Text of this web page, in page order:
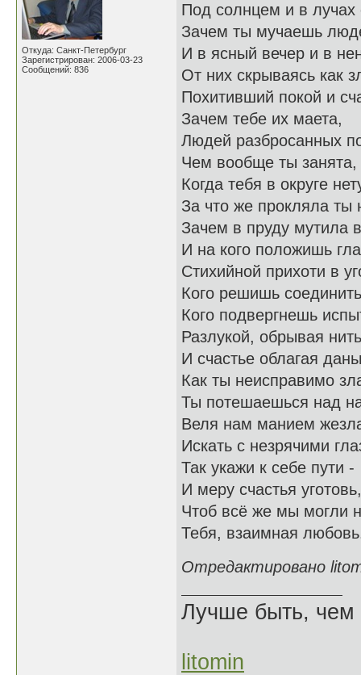
Откуда: Санкт-Петербург
Зарегистрирован: 2006-03-23
Сообщений: 836
Под солнцем и в лучах
Зачем ты мучаешь
И в ясный вечер и в
От них скрываясь как
Похитивший покой и
Зачем тебе их маета,
Людей разбросанных
Чем вообще ты занята,
Когда тебя в округе
За что же прокляла ты
Зачем в пруду мутила
И на кого положишь
Стихийной прихоти в
Кого решишь
Кого подвергнешь
Разлукой, обрывая нить
И счастье облагая
Как ты неисправимо
Ты потешаешься над
Веля нам манием
Искать с незрячими
Так укажи к себе пути -
И меру счастья уготовь,
Чтоб всё же мы могли
Тебя, взаимная
Отредактировано
Лучше быть, чем
litomin